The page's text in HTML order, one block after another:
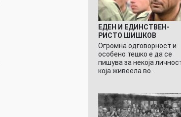
ЕДЕН И ЕДИНСТВЕН-
РИСТО ШИШКОВ
Огромна одговорност и
особено тешко е да се
пишува за некоја
која живеела во…